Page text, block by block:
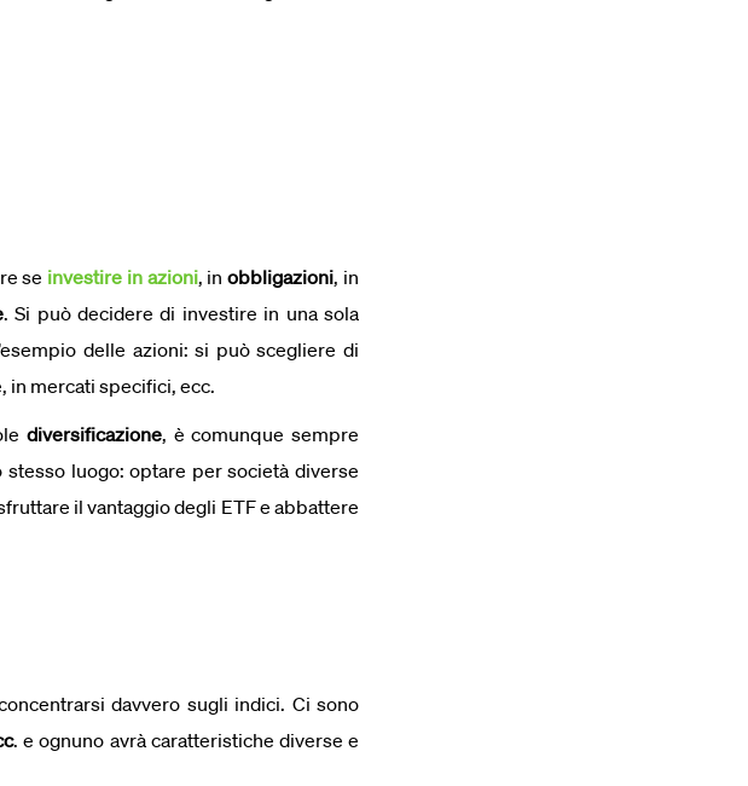
se investire in azioni, inobbligazioni, in
. Si può decidere di investire in una sola
delle azioni: si può scegliere di
in mercati specifici, ecc.
diversificazione, è comunque sempre
luogo: optare per società diverse
il vantaggio degli ETF e abbattere
davvero sugli indici. Ci sono
. e ognuno avrà caratteristiche diverse e